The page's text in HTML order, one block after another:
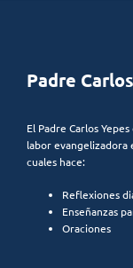
Padre
El Padre Carlos
labor evangelizadora
cuales hace:
Reflexiones
Enseñanzas
Oraciones